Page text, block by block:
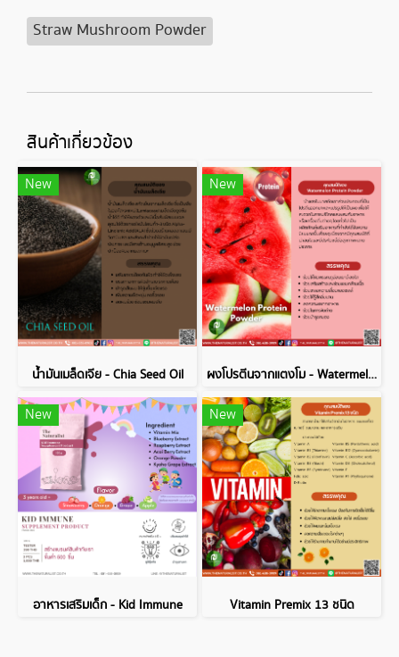
Straw Mushroom Powder
สินค้าเกี่ยวข้อง
New
น้ำมันเมล็ดเจีย - Chia Seed Oil
New
ผงโปรตีนจากแตงโม - Watermelon Protein Powder
New
อาหารเสริมเด็ก - Kid Immune
New
Vitamin Premix 13 ชนิด